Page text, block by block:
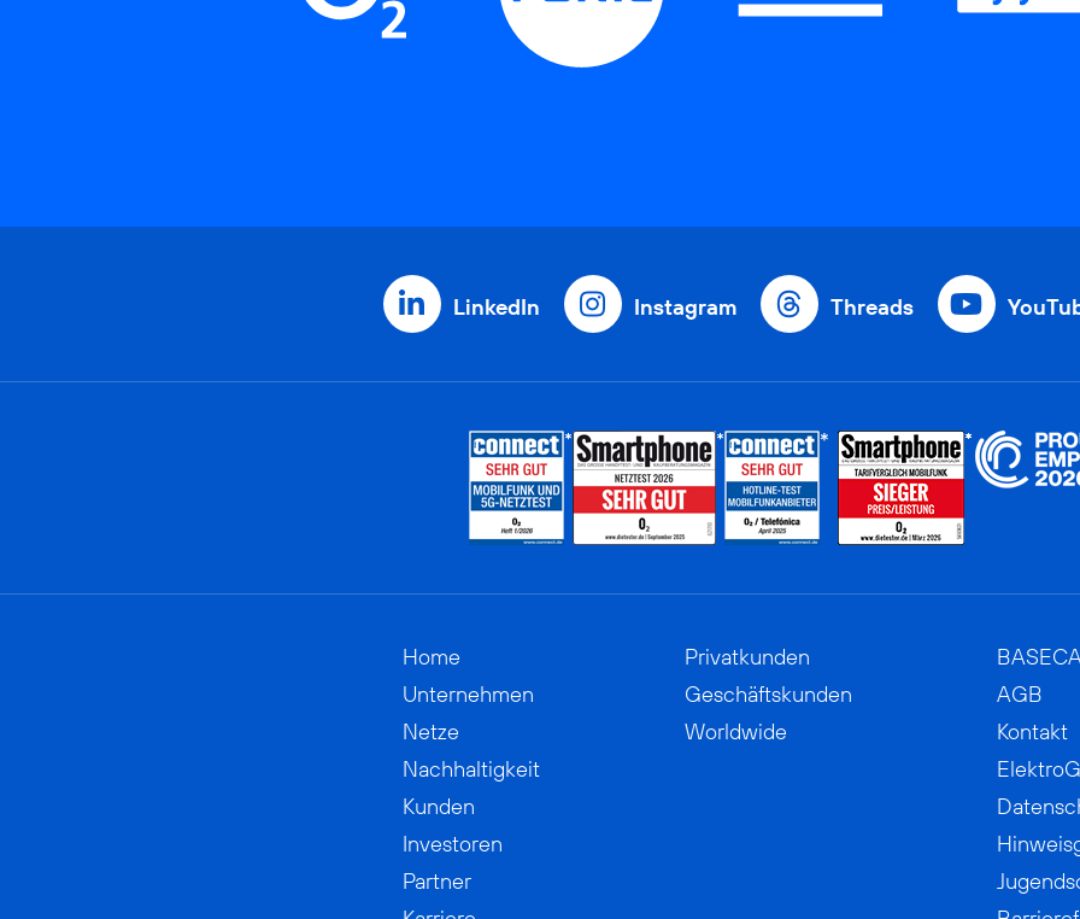
LinkedIn Instagram Threads
Home
Unternehmen
Netze
Nachhaltigkeit
Kunden
Investoren
Partner
Privatkunden
Geschäftskunden
Worldwide
AGB
Kontakt